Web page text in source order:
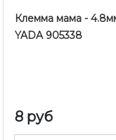
Клемма мама -
YADA 905338
8 руб